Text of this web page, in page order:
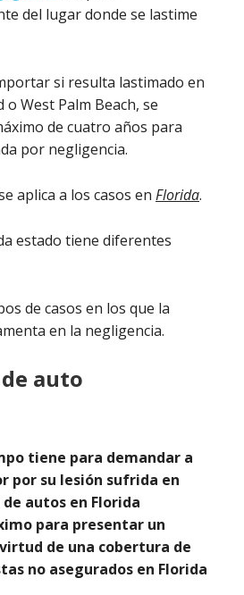
del lugar donde se lastime
si resulta lastimado en
West Palm Beach, se
de cuatro años para
por negligencia.
aplica a los casos en Florida.
estado tiene diferentes
de casos en los que la
en la negligencia.
auto
tiene para demandar a
por su lesión sufrida en
autos en Florida
para presentar un
de una cobertura de
no asegurados en Florida